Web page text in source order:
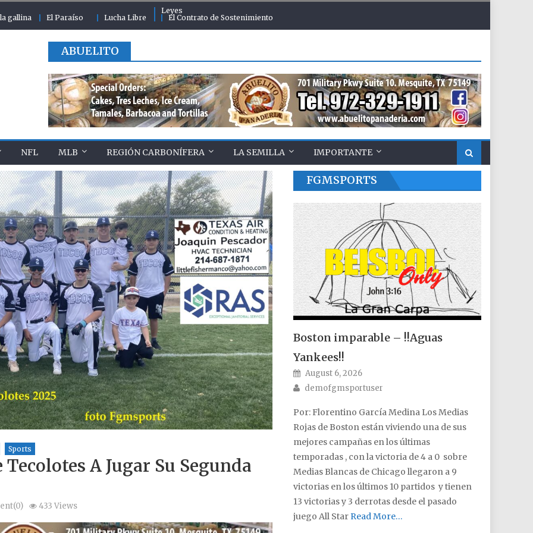
gallina El Paraíso Lucha Libre
Leyes
El Contrato de Sostenimiento
ABUELITO
NFL MLB REGIÓN CARBONÍFERA LA SEMILLA IMPORTANTE
Sports
A Jugar Su Segunda
433 Views
FGMSPORTS
Boston imparable – !!Aguas
Yankees!!
Posted on
August 6, 2026
Author
demofgmsportuser
Por: Florentino García Medina Los Medias
Rojas de Boston están viviendo una de sus
mejores campañas en los últimas
temporadas , con la victoria de 4 a 0 sobre
Medias Blancas de Chicago llegaron a 9
victorias en los últimos 10 partidos y tienen
13 victorias y 3 derrotas desde el pasado
juego All Star Read More…